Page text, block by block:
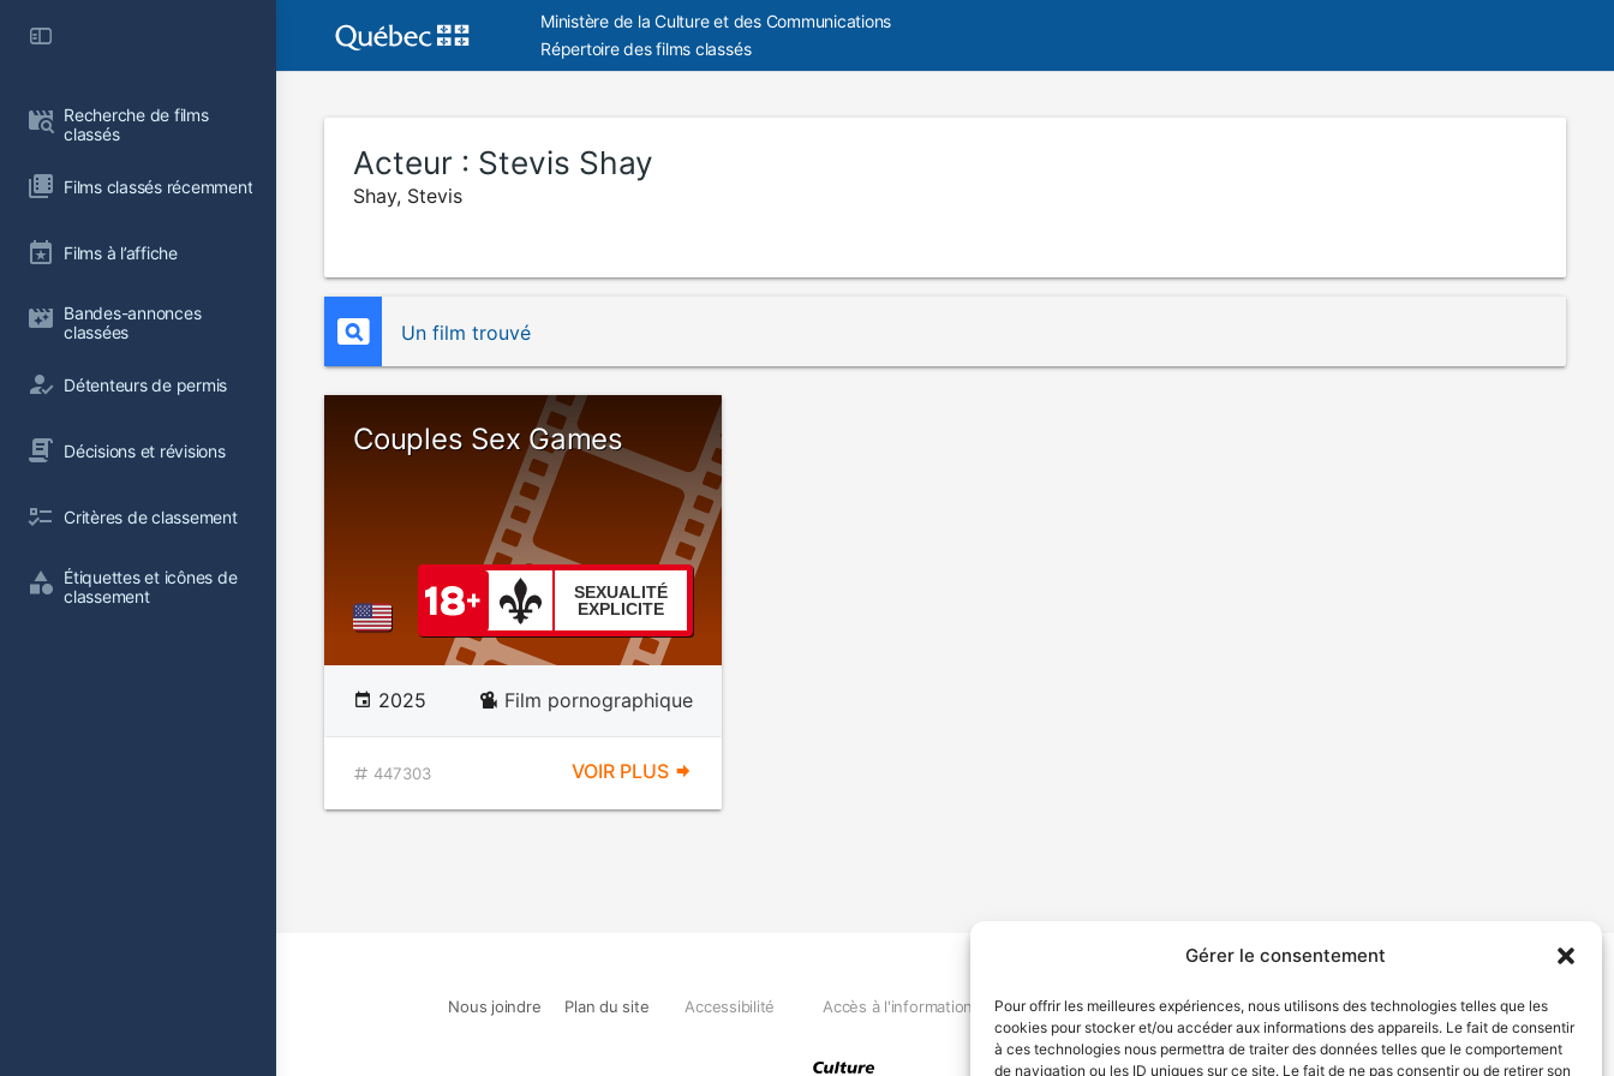
Gérer le consentement
Pour offrir les meilleures expériences, nous utilisons des technologies telles que les
cookies pour stocker et/ou accéder aux informations des appareils. Le fait de consentir
à ces technologies nous permettra de traiter des données telles que le comportement
de navigation ou les ID uniques sur ce site. Le fait de ne pas consentir ou de retirer son
Recherche de films
classés
Films classés récemment
Films à l’affiche
Bandes-annonces
classées
Détenteurs de permis
Décisions et révisions
Critères de classement
Étiquettes et icônes de
classement
Ministère de la Culture et des Communications
Répertoire des films classés
Acteur : Stevis Shay
Shay, Stevis
Un film trouvé
Couples Sex Games
SEXUALITÉ
EXPLICITE
2025 Film pornographique
447303 VOIR PLUS
Nous joindre Plan du site Accessibilité Accès à l'information Déclaration de services Politique de confidentialité